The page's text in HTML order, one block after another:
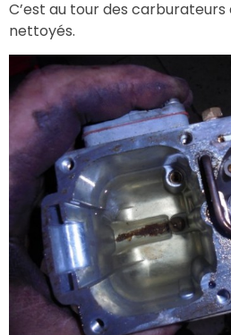
C’est au tour des
nettoyés.